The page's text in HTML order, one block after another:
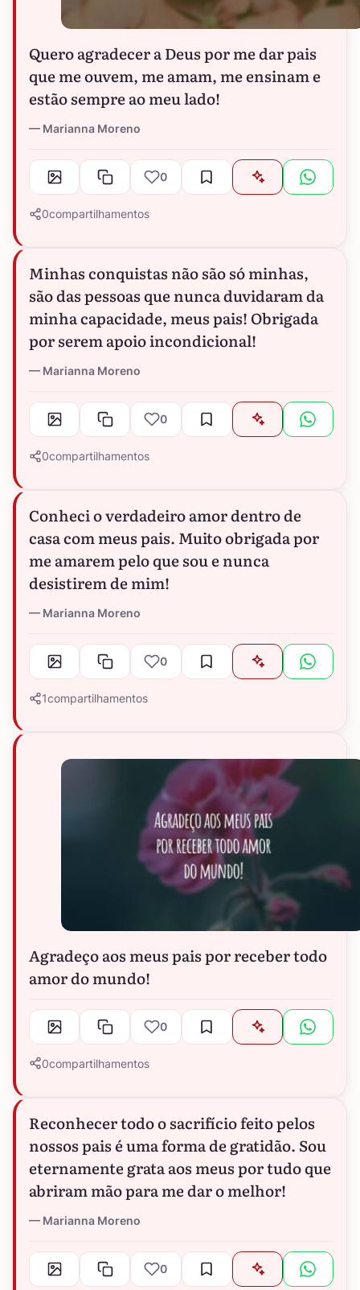
Quero agradecer a Deus por me dar pais
que me ouvem, me amam, me ensinam e
estão sempre ao meu lado!
Marianna Moreno
0
0compartilhamentos
Minhas conquistas não são só minhas,
são das pessoas que nunca duvidaram da
minha capacidade, meus pais! Obrigada
por serem apoio incondicional!
Marianna Moreno
0
0compartilhamentos
Conheci o verdadeiro amor dentro de
casa com meus pais. Muito obrigada por
me amarem pelo que sou e nunca
desistirem de mim!
Marianna Moreno
0
1compartilhamentos
Agradeço aos meus pais por receber todo
amor do mundo!
0
0compartilhamentos
Reconhecer todo o sacrifício feito pelos
nossos pais é uma forma de gratidão. Sou
eternamente grata aos meus por tudo que
abriram mão para me dar o melhor!
Marianna Moreno
0